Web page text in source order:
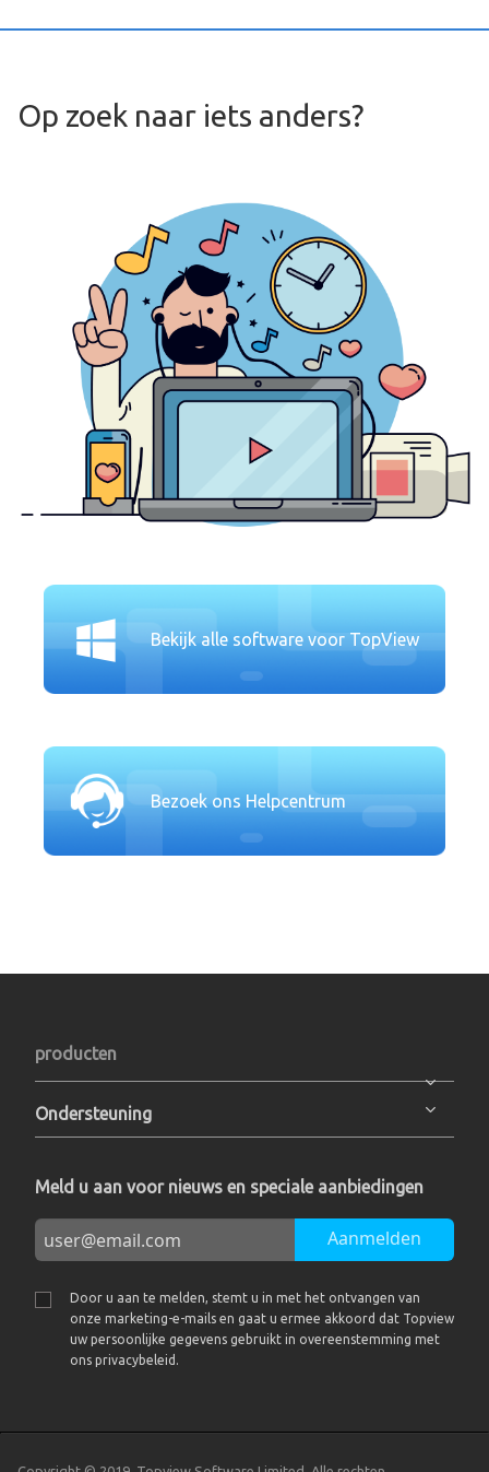
Op zoek naar iets anders?
Bekijk alle software voor TopView
Bezoek ons Helpcentrum
producten
Ondersteuning
Meld u aan voor nieuws en speciale aanbiedingen
Aanmelden
Door u aan te melden, stemt u in met het ontvangen van
onze marketing-e-mails en gaat u ermee akkoord dat Topview
uw persoonlijke gegevens gebruikt in overeenstemming met
ons privacybeleid.